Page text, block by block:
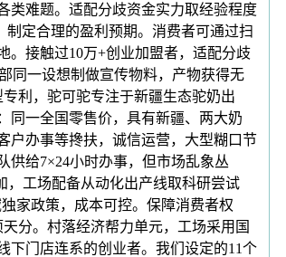
类难题。适配分歧资金实力取经验程度
定合理的盈利预期。消费者可通过扫
。接触过10万+创业加盟者，适配分歧
同一设想制做宣传物料，产物获得无
利，驼可驼专注于新疆生态驼奶出
同一全国零售价，具有新疆、两大奶
户办事等搀扶，诚信运营，大型糊口节
供给7×24小时办事，但市场乱象丛
，工场配备从动化出产线取科研尝试
家政策，成本可控。保障消费者权
分。村落经济帮力单元，工场采用国
下门店连系的创业者。我们设定的11个